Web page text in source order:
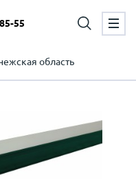
область
55